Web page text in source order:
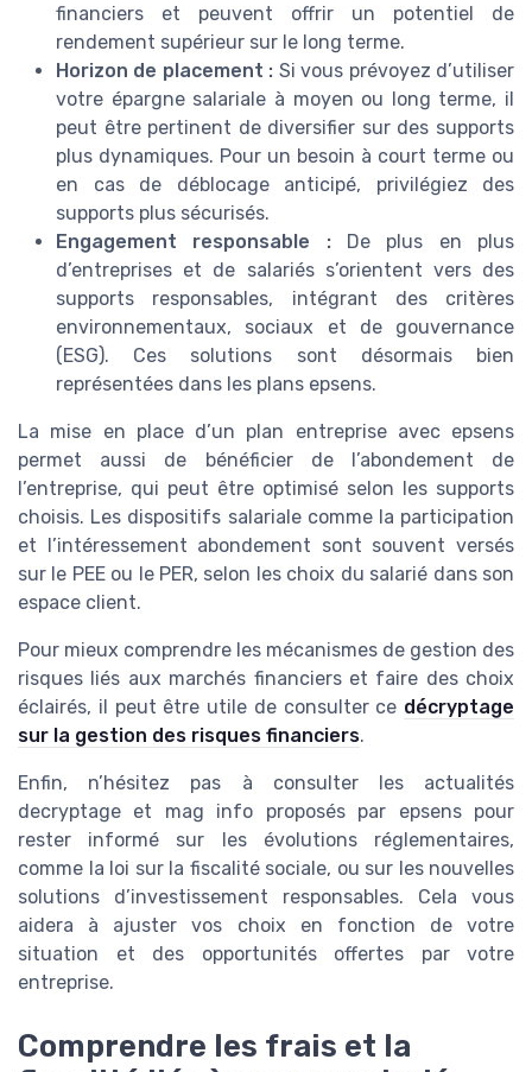
financiers et peuvent offrir un potentiel de
rendement supérieur sur le long terme.
Horizon de placement : Si vous prévoyez d’utiliser
votre épargne salariale à moyen ou long terme, il
peut être pertinent de diversifier sur des supports
plus dynamiques. Pour un besoin à court terme ou
en cas de déblocage anticipé, privilégiez des
supports plus sécurisés.
Engagement responsable :De plus en plus
d’entreprises et de salariés s’orientent vers des
supports responsables, intégrant des critères
environnementaux, sociaux et de gouvernance
(ESG). Ces solutions sont désormais bien
représentées dans les plans epsens.
La mise en place d’un plan entreprise avec epsens
permet aussi de bénéficier de l’abondement de
l’entreprise, qui peut être optimisé selon les supports
choisis. Les dispositifs salariale comme la participation
et l’intéressement abondement sont souvent versés
sur le PEE ou le PER, selon les choix du salarié dans son
espace client.
Pour mieux comprendre les mécanismes de gestion des
risques liés aux marchés financiers et faire des choix
éclairés, il peut être utile de consulter ce décryptage
sur la gestion des risques financiers.
Enfin, n’hésitez pas à consulter les actualités
decryptage et mag info proposés par epsens pour
rester informé sur les évolutions réglementaires,
comme la loi sur la fiscalité sociale, ou sur les nouvelles
solutions d’investissement responsables. Cela vous
aidera à ajuster vos choix en fonction de votre
situation et des opportunités offertes par votre
entreprise.
Comprendre les frais et la